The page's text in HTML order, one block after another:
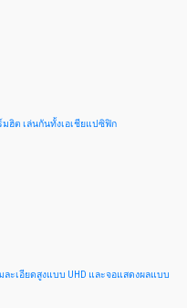
ฮิต เล่นกันทั้งเอเชียแปซิฟิก
ะเอียดสูงแบบ UHD และจอแสดงผลแบบ